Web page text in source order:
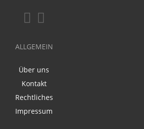
ALLGEMEIN
Über uns
Kontakt
Rechtliches
Impressum